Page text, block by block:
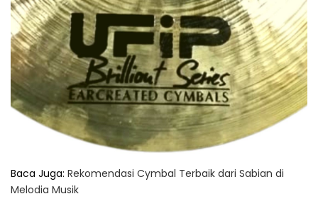
Baca Juga: Rekomendasi Cymbal Terbaik dari Sabian di
Melodia Musik